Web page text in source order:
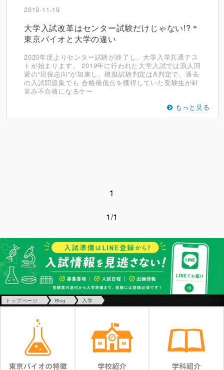
2019-11-19
大学入試改革はセンター試験だけじゃない!?＊
東京バイオと大学の違い
2020年度よりセンター試験が終了し、大学入学共通テス
トが始まります。 2019年に行われた大学入試では浪人回
避の“現役志向”が加速し、模擬試験判定はA判定で、過去
の入試問題集でも 合格最低点を獲得していた受験生が軒
並み不合格になるケー
もっと見る
1
1/1
トップページ Blog 入学